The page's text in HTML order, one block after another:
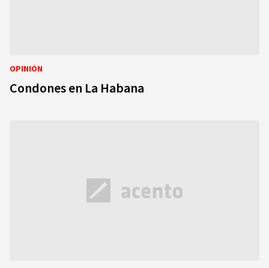
OPINIÓN
Condones en La Habana